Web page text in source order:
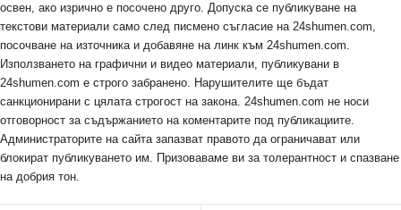
освен, ако изрично е посочено друго. Допуска се публикуване на
текстови материали само след писмено съгласие на 24shumen.com,
посочване на източника и добавяне на линк към 24shumen.com.
Използването на графични и видео материали, публикувани в
24shumen.com е строго забранено. Нарушителите ще бъдат
санкционирани с цялата строгост на закона. 24shumen.com не носи
отговорност за съдържанието на коментарите под публикациите.
Администраторите на сайта запазват правото да ограничават или
блокират публикуването им. Призоваваме ви за толерантност и спазване
на добрия тон.